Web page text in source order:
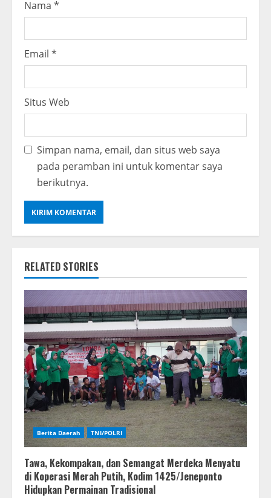
Nama *
Email *
Situs Web
Simpan nama, email, dan situs web saya
pada peramban ini untuk komentar saya
berikutnya.
RELATED STORIES
Berita Daerah TNI/POLRI
Tawa, Kekompakan, dan Semangat Merdeka Menyatu
di Koperasi Merah Putih, Kodim 1425/Jeneponto
Hidupkan Permainan Tradisional